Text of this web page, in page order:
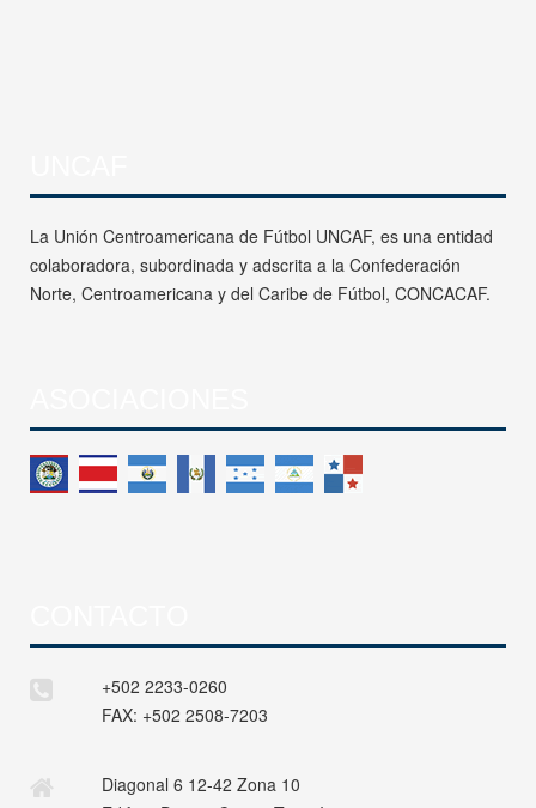
La Unión Centroamericana de Fútbol UNCAF, es una entidad
colaboradora, subordinada y adscrita a la Confederación
Norte, Centroamericana y del Caribe de Fútbol, CONCACAF.
+502 2233-0260
FAX: +502 2508-7203
Diagonal 6 12-42 Zona 10